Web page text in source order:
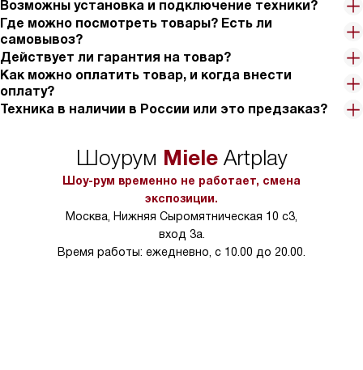
Возможны установка и подключение техники?
Где можно посмотреть товары? Есть ли
самовывоз?
Действует ли гарантия на товар?
Как можно оплатить товар, и когда внести
оплату?
Техника в наличии в России или это предзаказ?
Шоурум MieleArtplay
Шоу-рум временно не работает, смена
экспозиции.
Москва, Нижняя Сыромятническая 10 с3,
вход 3а.
Время работы: ежедневно, с 10.00 до 20.00.